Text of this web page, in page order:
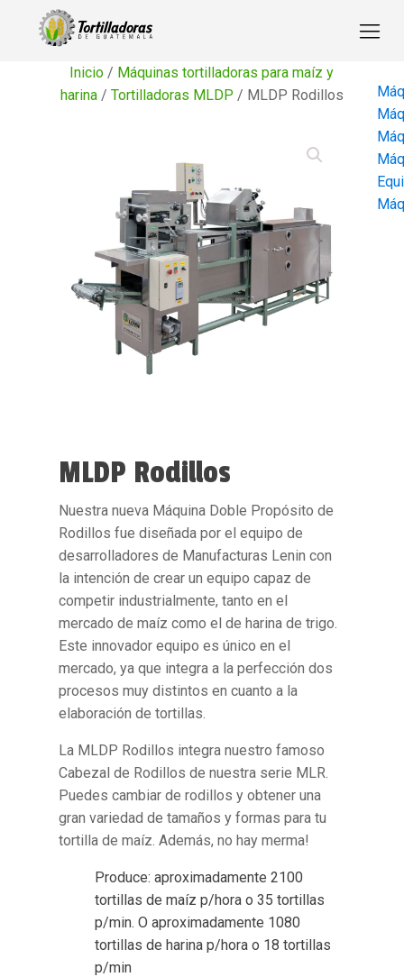
Inicio / Máquinas tortilladoras para maíz y
harina/ Tortilladoras MLDP / MLDP Rodillos
MLDP Rodillos
Nuestra nueva Máquina Doble Propósito de
Rodillos fue diseñada por el equipo de
desarrolladores de Manufacturas Lenin con
la intención de crear un equipo capaz de
competir industrialmente, tanto en el
mercado de maíz como el de harina de trigo.
Este innovador equipo es único en el
mercado, ya que integra a la perfección dos
procesos muy distintos en cuanto a la
elaboración de tortillas.
La MLDP Rodillos integra nuestro famoso
Cabezal de Rodillos de nuestra serie MLR.
Puedes cambiar de rodillos y obtener una
gran variedad de tamaños y formas para tu
tortilla de maíz. Además, no hay merma!
Produce: aproximadamente 2100
tortillas de maíz p/horao 35 tortillas
p/min. O aproximadamente 1080
tortillas de harina p/horao 18 tortillas
p/min